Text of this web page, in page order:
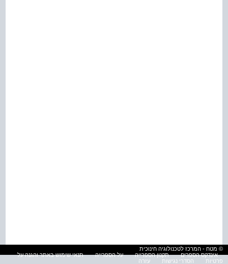
© מטח - המרכז לטכנולוגיה חינוכית
אינדקס הספרים
תקנון הספרייה על הספרייה
תנאי שימוש באתר והגנה על
פרטיות
הסדרי נגישות עזרה